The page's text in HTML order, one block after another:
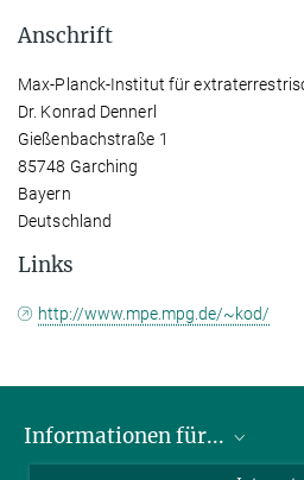
Anschrift
Max-Planck-Institut für
Dr. Konrad Dennerl
Gießenbachstraße 1
85748 Garching
Bayern
Deutschland
Links
http://www.mpe.mpg.de/~kod/
Informationen für...